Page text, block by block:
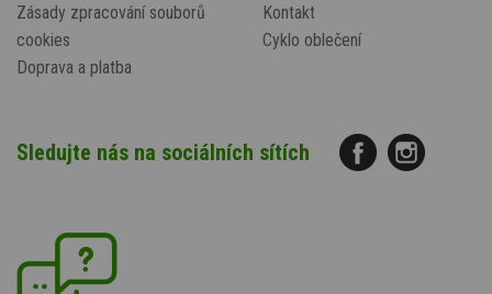
Zásady zpracování souborů
cookies
Doprava a platba
Kontakt
Cyklo oblečení
Sledujte nás na sociálních sítích